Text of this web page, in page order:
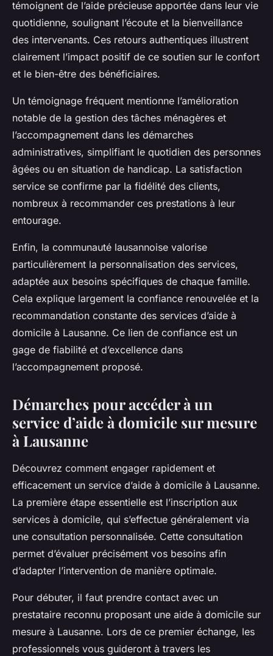
témoignent de l’aide précieuse apportée dans leur vie
quotidienne, soulignant l’écoute et la bienveillance
des intervenants. Ces retours authentiques illustrent
clairement l’impact positif de ce soutien sur le confort
et le bien-être des bénéficiaires.
Un témoignage fréquent mentionne l’amélioration
notable de la gestion des tâches ménagères et
l’accompagnement dans les démarches
administratives, simplifiant le quotidien des personnes
âgées ou en situation de handicap. La satisfaction
service se confirme par la fidélité des clients,
nombreux à recommander ces prestations à leur
entourage.
Enfin, la communauté lausannoise valorise
particulièrement la personnalisation des services,
adaptée aux besoins spécifiques de chaque famille.
Cela explique largement la confiance renouvelée et la
recommandation constante des services d’aide à
domicile à Lausanne. Ce lien de confiance est un
gage de fiabilité et d’excellence dans
l’accompagnement proposé.
Démarches pour accéder à un
service d’aide à domicile sur mesure
à Lausanne
Découvrez comment engager rapidement et
efficacement un service d’aide à domicile à Lausanne.
La première étape essentielle est l’inscription aux
services à domicile, qui s’effectue généralement via
une consultation personnalisée. Cette consultation
permet d’évaluer précisément vos besoins afin
d’adapter l’intervention de manière optimale.
Pour débuter, il faut prendre contact avec un
prestataire reconnu proposant une aide à domicile sur
mesure à Lausanne. Lors de ce premier échange, les
professionnels vous guideront à travers les